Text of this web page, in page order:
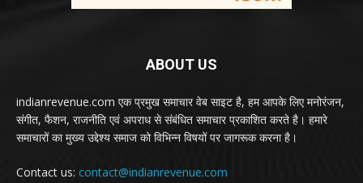
ABOUT US
indianrevenue.com एक प्रमुख समाचार वेब साइट है, हम आपके लिए मनोरंजन,
संगीत, फैशन, राजनीति एवं अपराध से संबंधित समाचार प्रकाशित करते है। हमारे
समाचारों का मुख्य उद्देश्य समाज को विभिन्न विषयों पर जागरूक करना है।
Contact us: contact@indianrevenue.com